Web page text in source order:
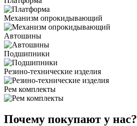
Механизм опрокидывающий
Автошины
Подшипники
Резино-технические изделия
Рем комплекты
Почему покупают у нас?